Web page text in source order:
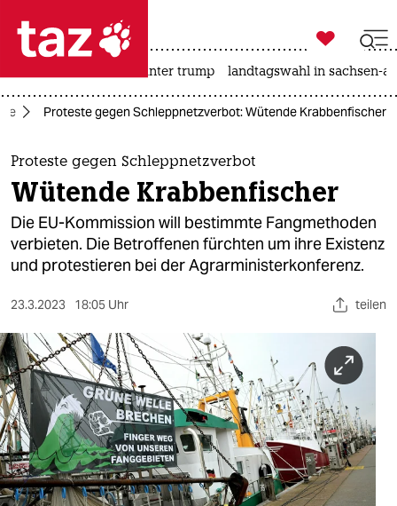
 taz zahl ich
taz zahl ich
themen
politik
öko
gesellschaft
sport
berlin
nord
wahrheit

taz zahl ich
usa unter trump landtagswahl in sachsen-
Proteste gegen Schleppnetzverbot: Wütende Krabbenfischer
Proteste gegen Schleppnetzverbot
Wütende Krabbenfischer
Die EU-Kommission will bestimmte Fangmethoden
verbieten. Die Betroffenen fürchten um ihre Existenz
und protestieren bei der Agrarministerkonferenz.
23.3.2023 18:05 Uhr teilen